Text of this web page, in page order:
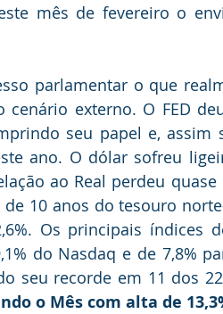
mês de fevereiro o
parlamentar o que
cenário externo. O FED
seu papel e, assim
ano. O dólar sofreu
ao Real perdeu
10 anos do tesouro
Os principais índices
do Nasdaq e de 7,8%
seu recorde em 11 dos
o Mês com alta de